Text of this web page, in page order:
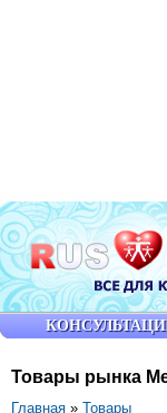
Товары рынка
Главная » Товары